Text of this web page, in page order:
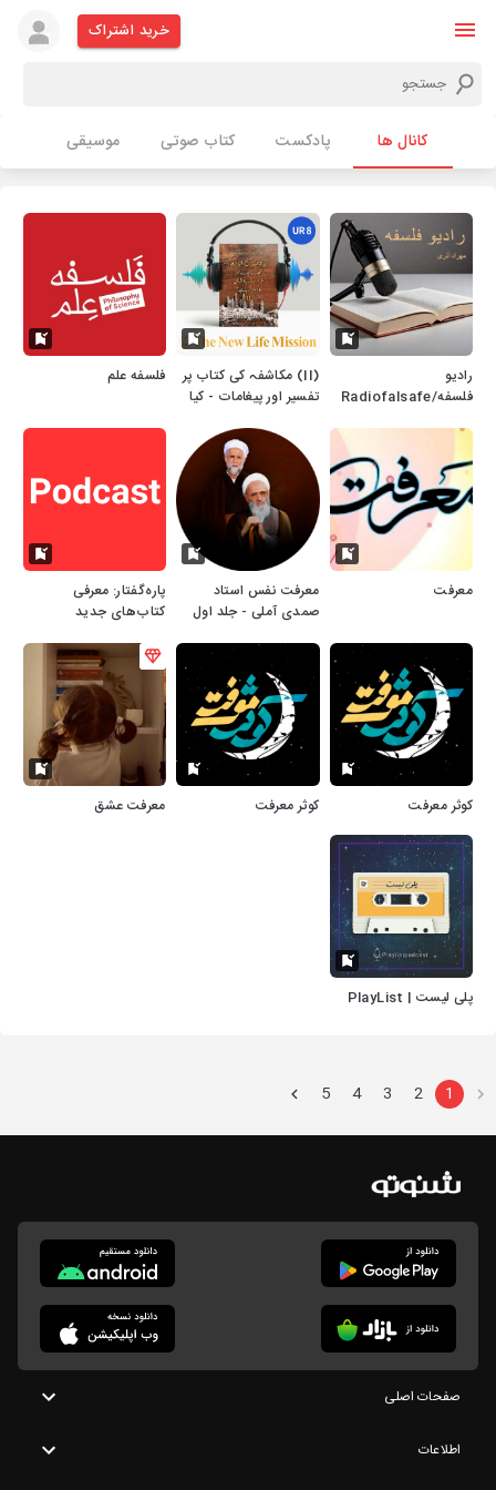
خرید اشتراک
کانال ها پادکست کتاب صوتی موسیقی
رادیو
فلسفه/Radiofalsafe
(II) مکاشفہ کی کتاب پر
تفسیر اور پیغامات - کیا
اُٹھائے جانے اور ہزارسالہ
بادشاہی کا دَور آرہا ہے؟
فلسفه علم
معرفت
معرفت نفس استاد
صمدی آملی - جلد اول
پاره‌گفتار: معرفی
کتاب‌های جدید
کوثر معرفت کوثر معرفت معرفت عشق
پلی لیست | PlayList
1
2
3
4
5
صفحات اصلی
اطلاعات